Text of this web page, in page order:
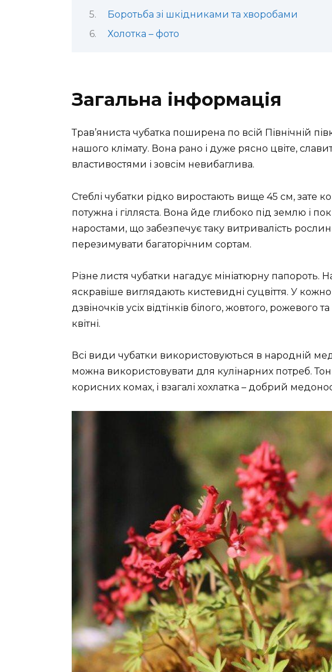
Боротьба зі шкідниками та хворобами
Холотка – фото
Загальна інформація
Трав’яниста чубатка поширена по всій Північній
нашого клімату. Вона рано і дуже рясно цвіте,
властивостями і зовсім невибаглива.
Стеблі чубатки рідко виростають вище 45 см, зате
потужна і гілляста. Вона йде глибоко під землю і
наростами, що забезпечує таку витривалість
перезимувати багаторічним сортам.
Різне листя чубатки нагадує мініатюрну папороть.
яскравіше виглядають кистевидні суцвіття. У
дзвіночків усіх відтінків білого, жовтого, рожевого
квітні.
Всі види чубатки використовуються в народній
можна використовувати для кулінарних потреб.
корисних комах, і взагалі хохлатка – добрий